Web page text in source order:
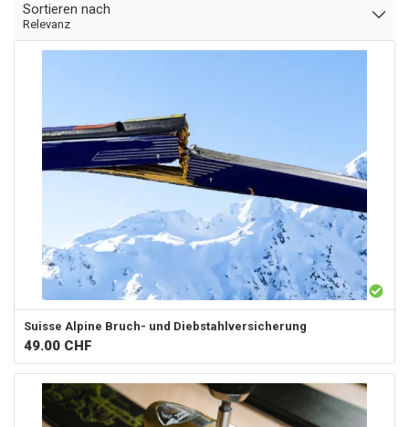
Sortieren nach
Relevanz
Suisse Alpine Bruch- und Diebstahlversicherung
49.00 CHF